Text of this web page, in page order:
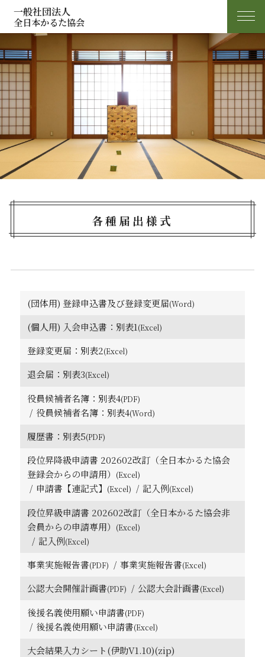
一般社団法人
全日本かるた協会
各種届出様式
(団体用) 登録申込書及び登録変更届
(個人用) 入会申込書：別表1
登録変更届：別表2
退会届：別表3
役員候補者名簿：別表4
役員候補者名簿：別表4
履歴書：別表5
段位昇降級申請書 202602改訂（全日本かるた協会
登録会からの申請用）
申請書【連記式】
記入例
段位昇級申請書 202602改訂（全日本かるた協会非
会員からの申請専用）
記入例
事業実施報告書
事業実施報告書
公認大会開催計画書
公認大会計画書
後援名義使用願い申請書
後援名義使用願い申請書
大会結果入力シート(伊助V1.10)(zip)